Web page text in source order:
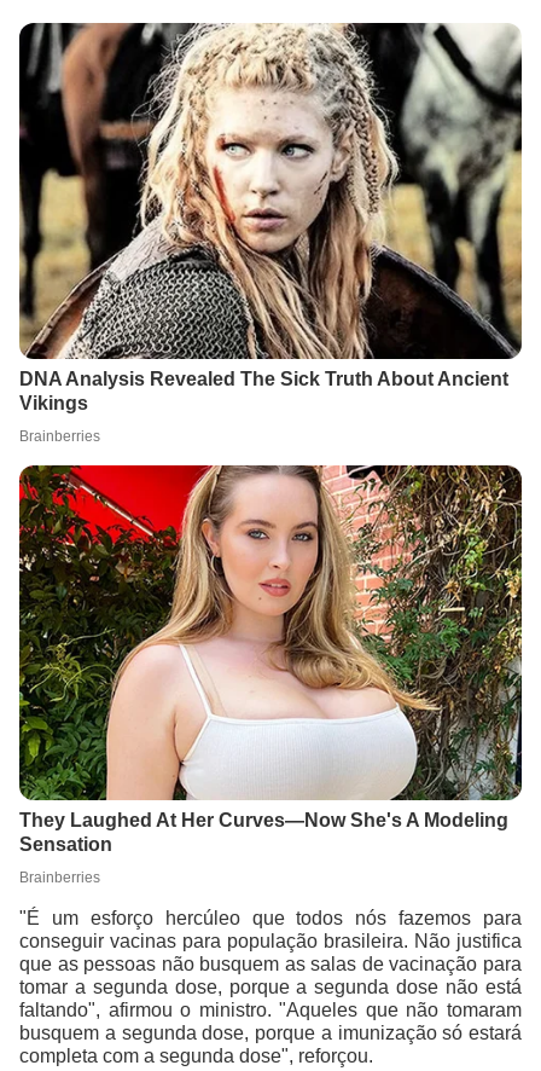
"É um esforço hercúleo que todos nós fazemos para
conseguir vacinas para população brasileira. Não justifica
que as pessoas não busquem as salas de vacinação para
tomar a segunda dose, porque a segunda dose não está
faltando", afirmou o ministro. "Aqueles que não tomaram
busquem a segunda dose, porque a imunização só estará
completa com a segunda dose", reforçou.